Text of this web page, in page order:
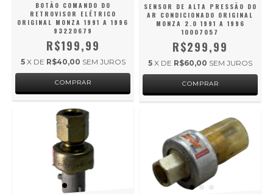
BOTÃO COMANDO DO
RETROVISOR ELÉTRICO
ORIGINAL MONZA 1991 A 1996
93220679
R$199,99
5 X DE R$40,00 SEM JUROS
SENSOR DE ALTA PRESSÃO DO
AR CONDICIONADO ORIGINAL
MONZA 2.0 1991 A 1996
10007057
R$299,99
5 X DE R$60,00 SEM JUROS